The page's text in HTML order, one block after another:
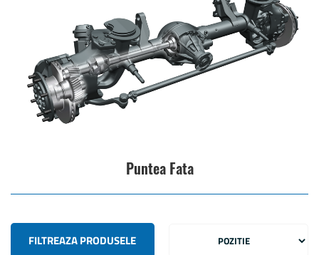
Puntea Fata
FILTREAZA PRODUSELE